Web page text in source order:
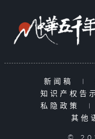
新闻稿 |
知识产权告
私隐政策
|
其他